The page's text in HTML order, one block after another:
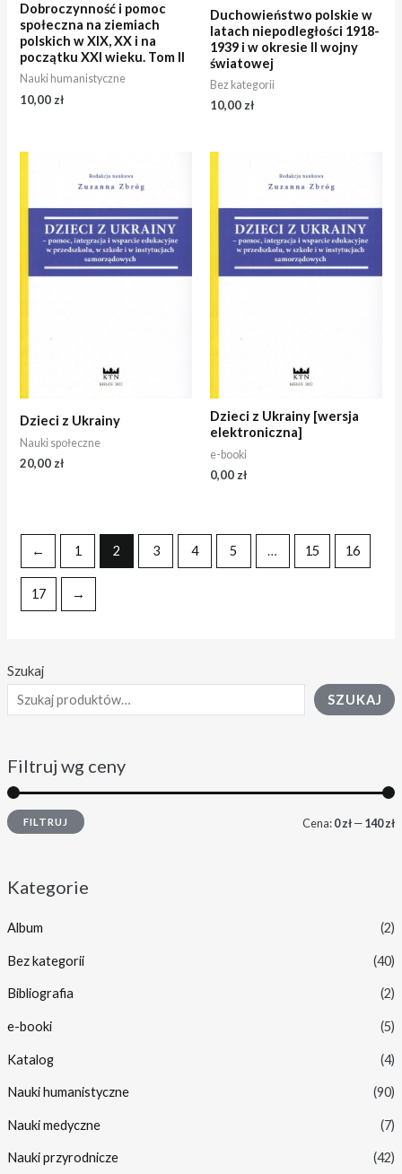
Szukaj
SZUKAJ
Filtruj wg ceny
FILTRUJ Cena:0 zł—140 zł
Kategorie
Album (2)
Bez kategorii (40)
Bibliografia (2)
e-booki (5)
Katalog (4)
Nauki humanistyczne (90)
Nauki medyczne (7)
Nauki przyrodnicze (42)
Dobroczynność i pomoc
społeczna na ziemiach
polskich w XIX, XX i na
początku XXI wieku. Tom II
Nauki humanistyczne
10,00 zł
Duchowieństwo polskie w
latach niepodległości 1918-
1939 i w okresie II wojny
światowej
Bez kategorii
10,00zł
Dzieci z Ukrainy
Nauki społeczne
20,00 zł
Dzieci z Ukrainy [wersja
elektroniczna]
e-booki
0,00 zł
← 1 2 3 4 5 … 15 16
17 →